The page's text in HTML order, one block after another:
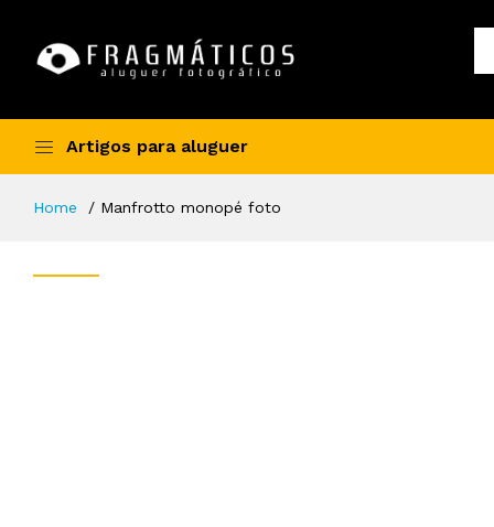
Artigos para aluguer
Home Manfrotto monopé foto